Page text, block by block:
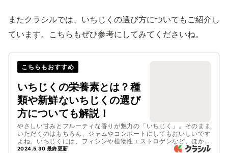
またクラシルでは、いちじくの選び方についてもご紹介し
ています。こちらもぜひ参考にしてみてくださいね。
こちらもおすすめ
いちじくの栄養素とは？種
類や新鮮ないちじくの選び
方についても解説！
やさしい甘みとフルーティな香りが魅力の「いちじく」。そのまま
いただくのはもちろん、ジャムやコンポートにしてもおいしいです
よね。いちじくには、フィシンや植物性エストロゲンなど、ほかの
果物にはあまりない栄養素が含まれているんです。今回は、いちじ
2024.5.30 最終更新